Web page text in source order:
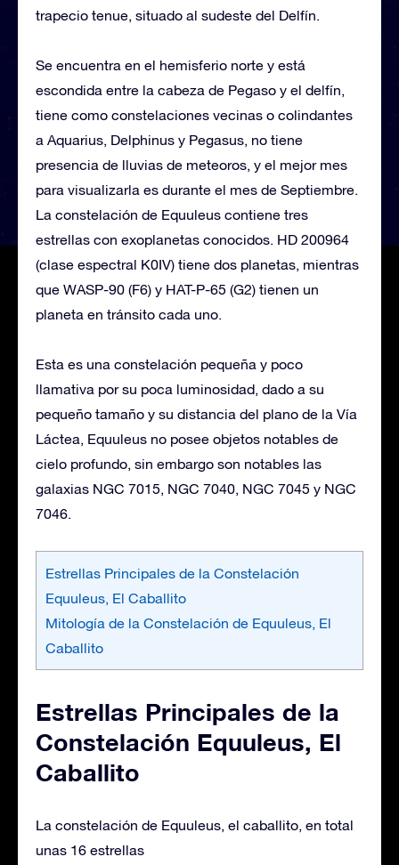
trapecio tenue, situado al sudeste del Delfín.
Se encuentra en el hemisferio norte y está
escondida entre la cabeza de Pegaso y el delfín,
tiene como constelaciones vecinas o colindantes
a Aquarius, Delphinus y Pegasus, no tiene
presencia de lluvias de meteoros, y el mejor mes
para visualizarla es durante el mes de Septiembre.
La constelación de Equuleus contiene tres
estrellas con exoplanetas conocidos. HD 200964
(clase espectral K0IV) tiene dos planetas, mientras
que WASP-90 (F6) y HAT-P-65 (G2) tienen un
planeta en tránsito cada uno.
Esta es una constelación pequeña y poco
llamativa por su poca luminosidad, dado a su
pequeño tamaño y su distancia del plano de la Vía
Láctea, Equuleus no posee objetos notables de
cielo profundo, sin embargo son notables las
galaxias NGC 7015, NGC 7040, NGC 7045 y NGC
7046.
Estrellas Principales de la Constelación
Equuleus, El Caballito
Mitología de la Constelación de Equuleus, El
Caballito
Estrellas Principales de la
Constelación Equuleus, El
Caballito
La constelación de Equuleus, el caballito, en total
unas 16 estrellas